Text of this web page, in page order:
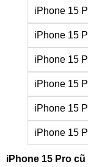
iPhone 15
iPhone 15
iPhone 15
iPhone 15
iPhone 15
iPhone 15
iPhone 15 Pro